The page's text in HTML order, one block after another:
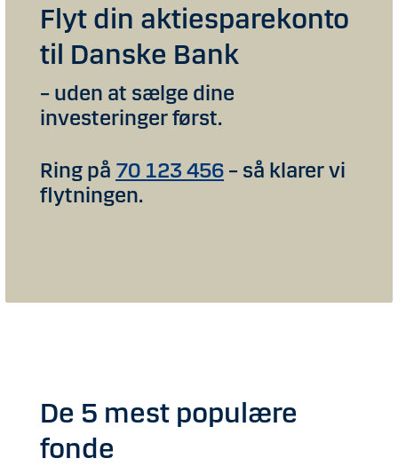
Flyt din aktiesparekonto
til Danske Bank
– uden at sælge dine
investeringer først.
Ring på 70 123 456 – så klarer vi
flytningen.
De 5 mest populære
fonde